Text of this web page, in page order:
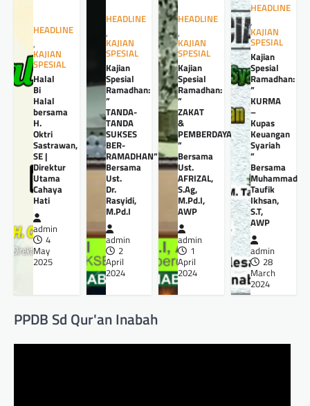
HEADLINE
,
KAJIAN
SPESIAL
Halal
Bi
Halal
bersama
H.
Oktri
Sastrawan,
SE |
Direktur
Utama
Cahaya
Hati
admin
4
May
2025
HEADLINE
,
KAJIAN
SPESIAL
Kajian
Spesial
Ramadhan:
”
TANDA-
TANDA
SUKSES
BER-
RAMADHAN”
Bersama
Ust.
Dr.
Rasyidi,
M.Pd.I
admin
2
April
2024
HEADLINE
,
KAJIAN
SPESIAL
Kajian
Spesial
Ramadhan:
”
ZAKAT
&
PEMBERDAYAANNYA
”
Bersama
Ust.
AFRIZAL,
S.Ag,
M.Pd.I,
AWP
admin
1
April
2024
HEADLINE
,
KAJIAN
SPESIAL
Kajian
Spesial
Ramadhan:
”
KURMA
–
Kupas
Keuangan
Syariah
”
Bersama
Muhammad
Taufik
Ikhsan,
S.T,
AWP
admin
28
March
2024
PPDB Sd Qur'an Inabah